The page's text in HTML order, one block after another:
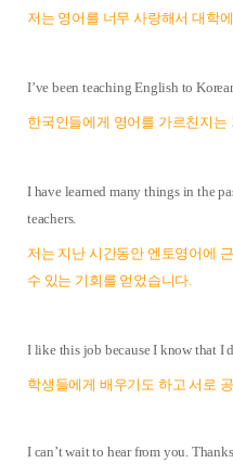
저는 영어를 너무 사랑해서 대학
I’ve been teaching English to
한국인들에게 영어를 가르친지는
I have learned many things in the
teachers.
저는 지난 시간동안 엔토영어에
수 있는 기회를 얻었습니다
I like this job because I know that I
학생들에게 배우기도 하고 서로
I can’t wait to hear from you.